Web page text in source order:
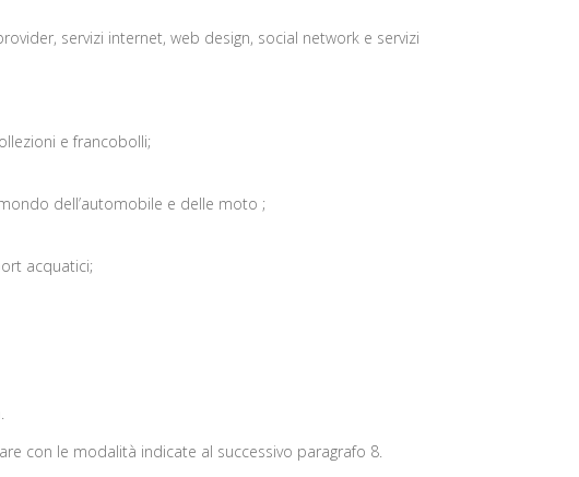
servizi internet, web design, social network e servizi
e francobolli;
dell’automobile e delle moto ;
acquatici;
con le modalità indicate al successivo paragrafo 8.